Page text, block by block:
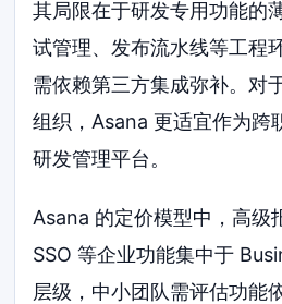
其局限在于研发专用功能的
试管理、发布流水线等工程
需依赖第三方集成弥补。对
组织，Asana 更适宜作为跨
研发管理平台。
Asana 的定价模型中，高级
SSO 等企业功能集中于
层级，中小团队需评估功能